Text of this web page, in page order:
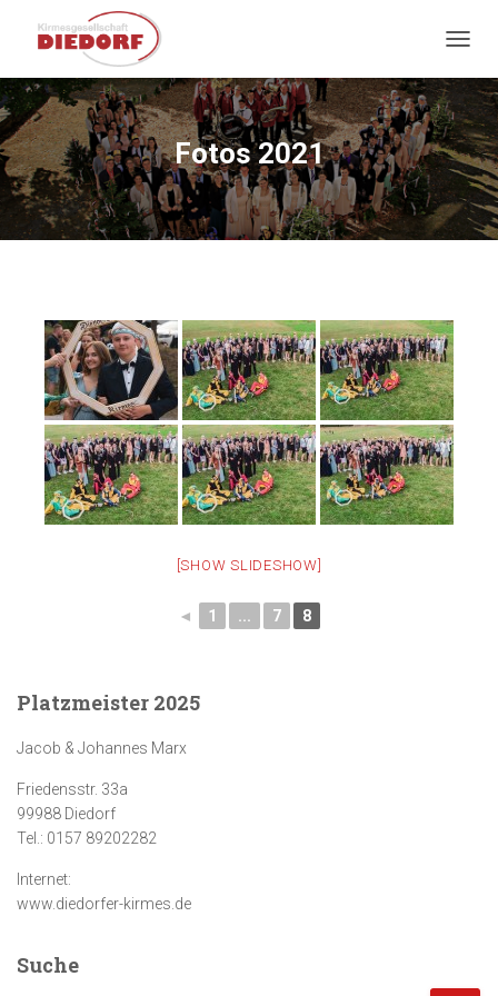
Fotos 2021
[SHOW SLIDESHOW]
◄ 1 ... 7 8
Platzmeister 2025
Jacob & Johannes Marx
Friedensstr. 33a
99988 Diedorf
Tel.: 0157 89202282
Internet:
www.diedorfer-kirmes.de
Suche